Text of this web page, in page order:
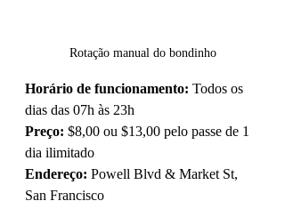
Rotação manual do bondinho
Horário de funcionamento: Todos os
dias das 07h às 23h
Preço: $8,00 ou $13,00 pelo passe de 1
dia ilimitado
Endereço: Powell Blvd & Market St,
San Francisco